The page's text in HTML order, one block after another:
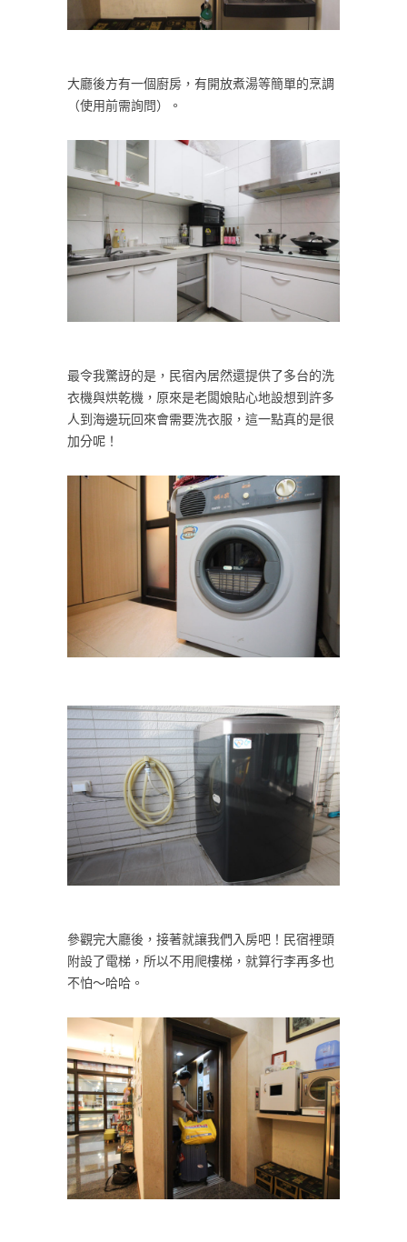
大廳後方有一個廚房，有開放煮湯等簡單的烹調
（使用前需詢問）。
最令我驚訝的是，民宿內居然還提供了多台的洗
衣機與烘乾機，原來是老闆娘貼心地設想到許多
人到海邊玩回來會需要洗衣服，這一點真的是很
加分呢！
參觀完大廳後，接著就讓我們入房吧！民宿裡頭
附設了電梯，所以不用爬樓梯，就算行李再多也
不怕～哈哈。